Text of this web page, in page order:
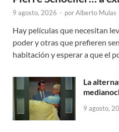
9 agosto, 2026 - porAlberto Mulas
Hay películas que necesitan
poder y otras que prefieren
habitación y esperar a que el
La
9 agosto,